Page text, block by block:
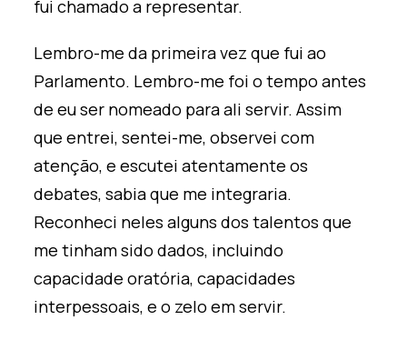
fui chamado a representar.
Lembro-me da primeira vez que fui ao
Parlamento. Lembro-me foi o tempo antes
de eu ser nomeado para ali servir. Assim
que entrei, sentei-me, observei com
atenção,e escutei atentamente os
debates, sabia que me integraria.
Reconheci neles alguns dos talentos que
me tinham sido dados, incluindo
capacidade oratória, capacidades
interpessoais, e o zelo em servir.